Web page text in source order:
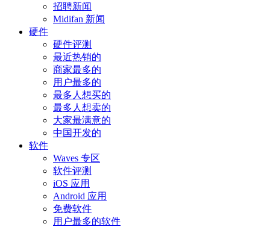
招聘新闻
Midifan 新闻
硬件
硬件评测
最近热销的
商家最多的
用户最多的
最多人想买的
最多人想卖的
大家最满意的
中国开发的
软件
Waves 专区
软件评测
iOS 应用
Android 应用
免费软件
用户最多的软件